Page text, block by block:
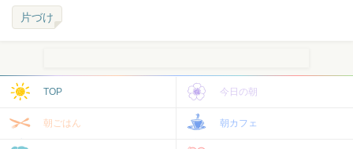
片づけ
TOP 今日の朝
朝ごはん 朝カフェ